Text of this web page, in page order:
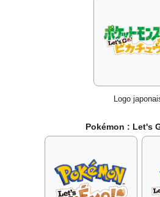
Logo
Pokémon : Let's